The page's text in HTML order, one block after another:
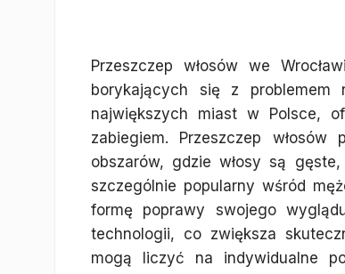
Przeszczep włosów we
borykających się z problemem
największych miast w Polsce,
zabiegiem. Przeszczep
obszarów, gdzie włosy są
szczególnie popularny wśród
formę poprawy swojego
technologii, co zwiększa
mogą liczyć na indywidualne